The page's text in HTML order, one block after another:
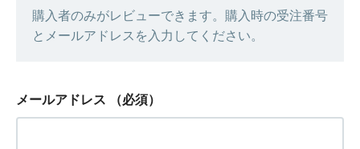
購入者のみがレビューできます。購入時の受注番号
とメールアドレスを入力してください。
メールアドレス （必須）